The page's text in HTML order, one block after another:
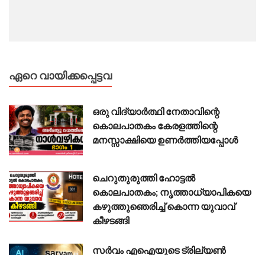
ഏറെ വായിക്കപ്പെട്ടവ
ഒരു വിദ്യാർത്ഥി നേതാവിന്റെ
കൊലപാതകം കേരളത്തിന്റെ
മനസ്സാക്ഷിയെ ഉണർത്തിയപ്പോൾ
ചെറുതുരുത്തി ഹോട്ടൽ
കൊലപാതകം; നൃത്താധ്യാപികയെ
കഴുത്തുഞെരിച്ച് കൊന്ന യുവാവ്
കീഴടങ്ങി
സർവം എഐയുടെ ട്രില്യൺ